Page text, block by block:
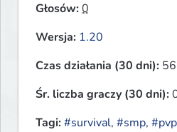
Głosów:0
Wersja: 1.20
Czas działania (30 dni):
Śr. liczba graczy (30 dni):
Tagi:#survival, #smp, #pvp